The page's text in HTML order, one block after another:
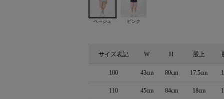
ベージュ ピンク
サイズ表記 W H 股上
100 43cm 80cm 17.5cm
110 45cm 84cm 18cm